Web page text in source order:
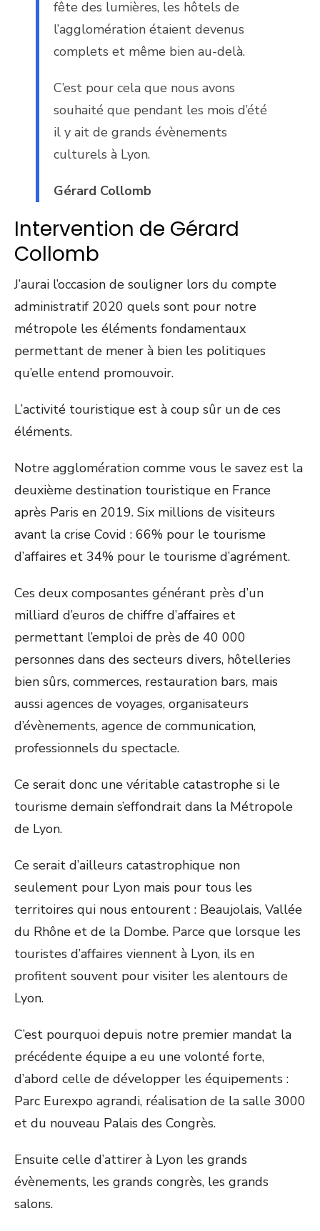
fête des lumières, les hôtels de
l’agglomération étaient devenus
complets et même bien au-delà.
C’est pour cela que nous avons
souhaité que pendant les mois d’été
il y ait de grands évènements
culturels à Lyon.
Gérard Collomb
Intervention de Gérard
Collomb
J’aurai l’occasion de souligner lors du compte
administratif 2020 quels sont pour notre
métropole les éléments fondamentaux
permettant de mener à bien les politiques
qu’elle entend promouvoir.
L’activité touristique est à coup sûr un de ces
éléments.
Notre agglomération comme vous le savez est la
deuxième destination touristique en France
après Paris en 2019. Six millions de visiteurs
avant la crise Covid : 66% pour le tourisme
d’affaires et 34% pour le tourisme d’agrément.
Ces deux composantes générant près d’un
milliard d’euros de chiffre d’affaires et
permettant l’emploi de près de 40 000
personnes dans des secteurs divers, hôtelleries
bien sûrs, commerces, restauration bars, mais
aussi agences de voyages, organisateurs
d’évènements, agence de communication,
professionnels du spectacle.
Ce serait donc une véritable catastrophe si le
tourisme demain s’effondrait dans la Métropole
de Lyon.
Ce serait d’ailleurs catastrophique non
seulement pour Lyon mais pour tous les
territoires qui nous entourent : Beaujolais, Vallée
du Rhône et de la Dombe. Parce que lorsque les
touristes d’affaires viennent à Lyon, ils en
profitent souvent pour visiter les alentours de
Lyon.
C’est pourquoi depuis notre premier mandat la
précédente équipe a eu une volonté forte,
d’abord celle de développer les équipements :
Parc Eurexpo agrandi, réalisation de la salle 3000
et du nouveau Palais des Congrès.
Ensuite celle d’attirer à Lyon les grands
évènements, les grands congrès, les grands
salons.